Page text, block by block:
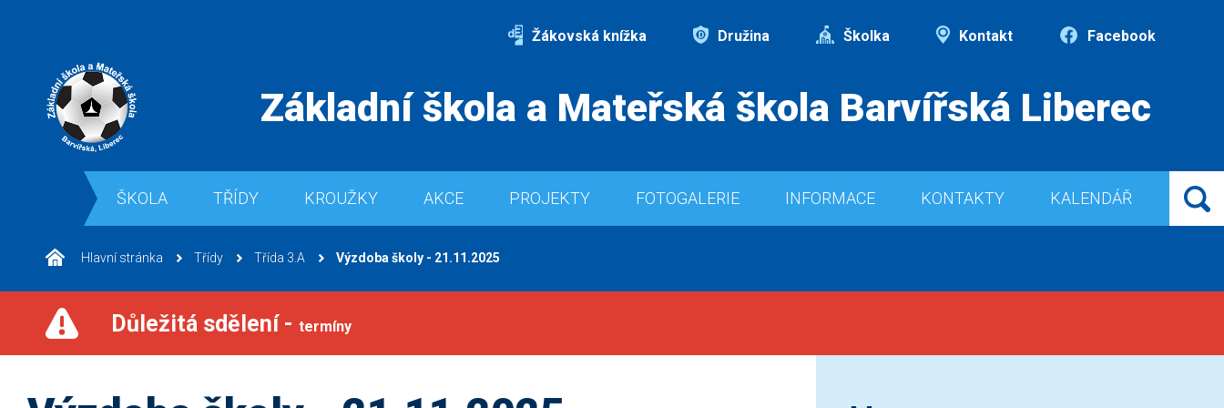
Žákovská knížka Družina Školka Kontakt Facebook
Základní škola a Mateřská škola Barvířská Liberec
ŠKOLA TŘÍDY KROUŽKY AKCE PROJEKTY FOTOGALERIE INFORMACE KONTAKTY KALENDÁŘ
Hlavní stránka Třídy Třída 3.A Výzdoba školy - 21.11.2025
Důležitá sdělení - termíny